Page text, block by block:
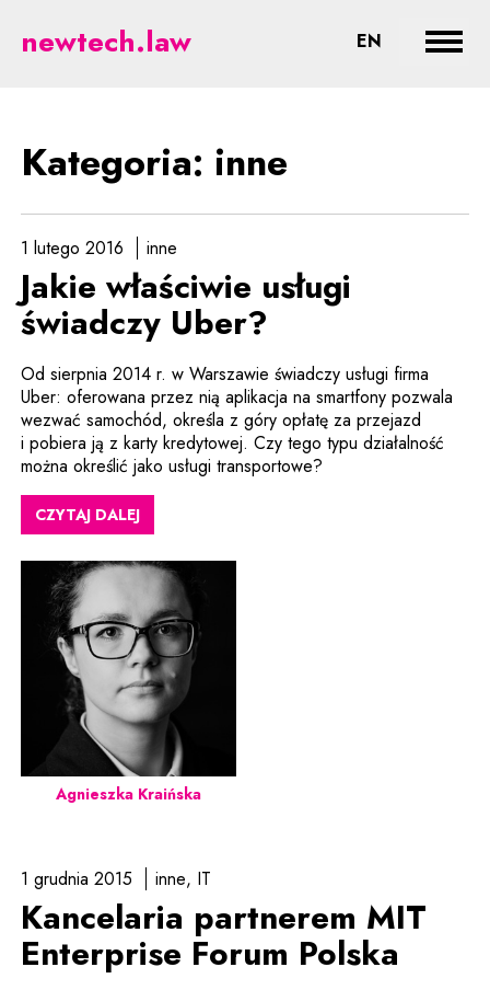
inne - prawne aspekty nowych
newtech.law EN CHANGE
Kategoria: inne
1 lutego 2016 inne
Jakie właściwie usługi
świadczy Uber?
Od sierpnia 2014 r. w Warszawie świadczy usługi firma
Uber: oferowana przez nią aplikacja na smartfony pozwala
wezwać samochód, określa z góry opłatę za przejazd
i pobiera ją z karty kredytowej. Czy tego typu działalność
można określić jako usługi transportowe?
CZYTAJ DALEJ
Agnieszka Kraińska
1 grudnia 2015 inne IT
Kancelaria partnerem MIT
Enterprise Forum Polska